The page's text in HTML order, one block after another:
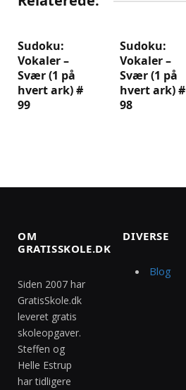
Sudoku:
Vokaler –
Svær (1 på
hvert ark) #
99
Sudoku:
Vokaler –
Svær (1 på
hvert ark) #
98
OM
GRATISSKOLE.DK
Siden 2007 har
GratisSkole.dk
leveret gratis
skoleopgaver.
Steffen og
Helle Estrup
har tidligere
DIVERSE
Blog